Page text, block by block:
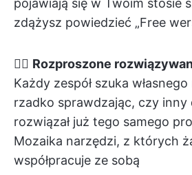
zdążysz powiedzieć „Free
👉🏽 Rozproszone
Każdy zespół szuka
rzadko sprawdzając, czy inny
rozwiązał już tego samego
Mozaika narzędzi, z których
współpracuje ze sobą